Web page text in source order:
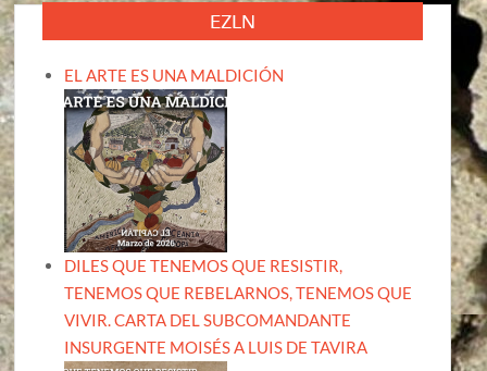
EZLN
EL ARTE ES UNA MALDICIÓN
DILES QUE TENEMOS QUE RESISTIR,
TENEMOS QUE REBELARNOS, TENEMOS QUE
VIVIR. CARTA DEL SUBCOMANDANTE
INSURGENTE MOISÉS A LUIS DE TAVIRA